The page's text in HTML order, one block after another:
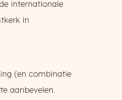
internationale
in
(en combinatie
aanbevelen.